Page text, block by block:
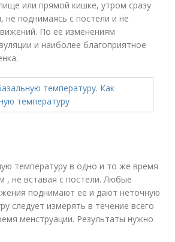
или прямой кишке, утром сразу
не поднимаясь с постели и не
По ее изменениям
и наиболее благоприятное
температуру в одно и то же время
, не вставая с постели. Любые
поднимают ее и дают неточную
следует измерять в течение всего
менструации. Результаты нужно